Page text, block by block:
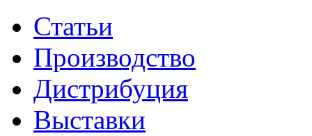
Статьи
Производство
Дистрибуция
Выставки